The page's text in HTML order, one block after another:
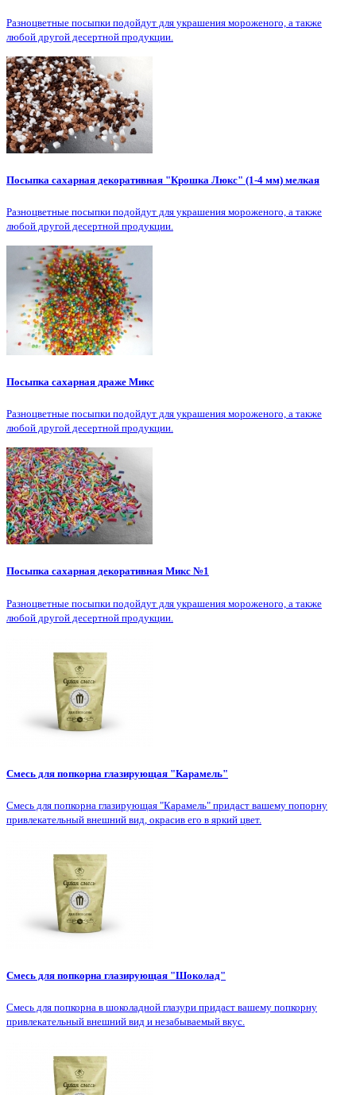
Разноцветные посыпки подойдут для украшения мороженого, а также
любой другой десертной продукции.
Посыпка сахарная декоративная "Крошка Люкс" (1-4 мм) мелкая
Разноцветные посыпки подойдут для украшения мороженого, а также
любой другой десертной продукции.
Посыпка сахарная драже Микс
Разноцветные посыпки подойдут для украшения мороженого, а также
любой другой десертной продукции.
Посыпка сахарная декоративная Микс №1
Разноцветные посыпки подойдут для украшения мороженого, а также
любой другой десертной продукции.
Смесь для попкорна глазирующая "Карамель"
Смесь для попкорна глазирующая "Карамель" придаст вашему попорну
привлекательный внешний вид, окрасив его в яркий цвет.
Смесь для попкорна глазирующая "Шоколад"
Смесь для попкорна в шоколадной глазури придаст вашему попкорну
привлекательный внешний вид и незабываемый вкус.